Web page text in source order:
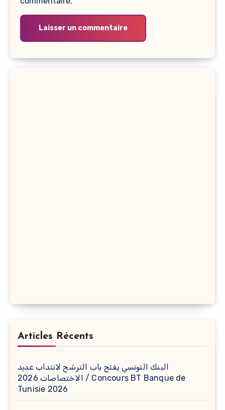
Articles Récents
البنك التونسي يفتح باب الترشح لانتداب عديد
الاختصاصات 2026 / Concours BT Banque de
Tunisie 2026